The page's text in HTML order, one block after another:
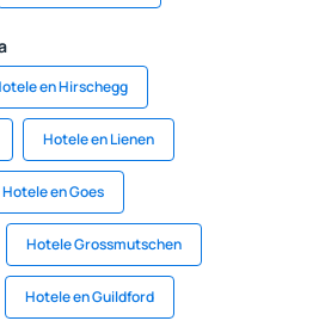
en Hirschegg
Hotele en Lienen
Hotele en Goes
Hotele Grossmutschen
Hotele en Guildford